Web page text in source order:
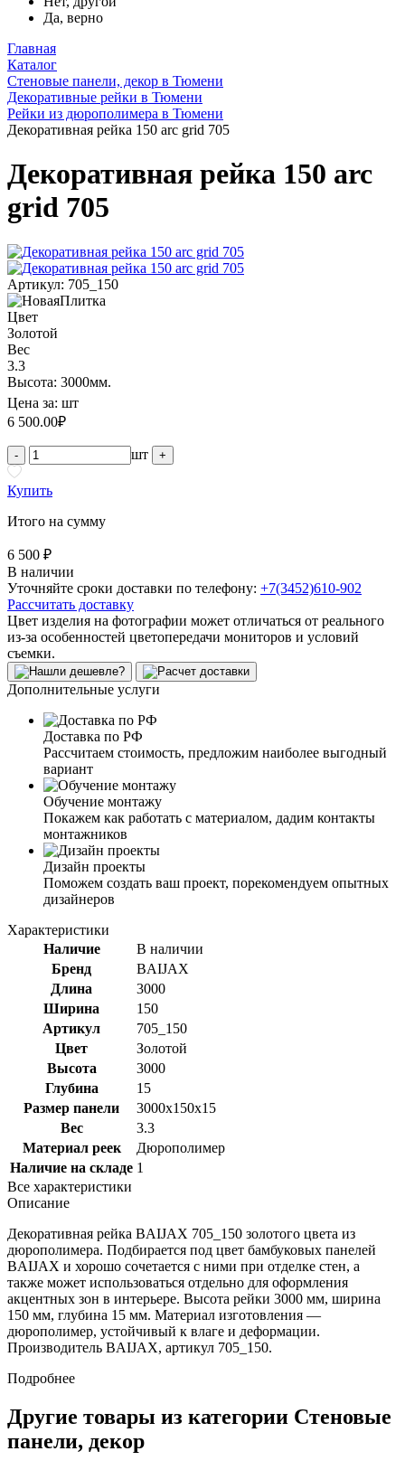
Да, верно
Главная
Каталог
Стеновые панели, декор в Тюмени
Декоративные рейки в Тюмени
Рейки из дюрополимера в Тюмени
Декоративная рейка 150 arc grid 705
Декоративная рейка 150 arc
grid 705
Артикул: 705_150
Цвет
Золотой
Вес
3.3
Высота: 3000мм.
Цена за: шт
6 500.00₽
- шт +
Купить
Итого на сумму
6 500 ₽
В наличии
Уточняйте сроки доставки по телефону: +7(3452)610-902
Рассчитать доставку
Цвет изделия на фотографии может отличаться от реального
из-за особенностей цветопередачи мониторов и условий
съемки.
Дополнительные услуги
Доставка по РФ
Рассчитаем стоимость, предложим наиболее выгодный
вариант
Обучение монтажу
Покажем как работать с материалом, дадим контакты
монтажников
Дизайн проекты
Поможем создать ваш проект, порекомендуем опытных
дизайнеров
Характеристики
Наличие
В наличии
Бренд
BAIJAX
Длина
3000
Ширина
150
Артикул
705_150
Цвет
Золотой
Высота
3000
Глубина
15
Размер панели
3000x150x15
Вес
3.3
Материал реек
Дюрополимер
Наличие на складе 1
Все характеристики
Описание
Декоративная рейка BAIJAX 705_150 золотого цвета из
дюрополимера. Подбирается под цвет бамбуковых панелей
BAIJAX и хорошо сочетается с ними при отделке стен, а
также может использоваться отдельно для оформления
акцентных зон в интерьере. Высота рейки 3000 мм, ширина
150 мм, глубина 15 мм. Материал изготовления —
дюрополимер, устойчивый к влаге и деформации.
Производитель BAIJAX, артикул 705_150.
Подробнее
Другие товары из категории Стеновые
панели, декор